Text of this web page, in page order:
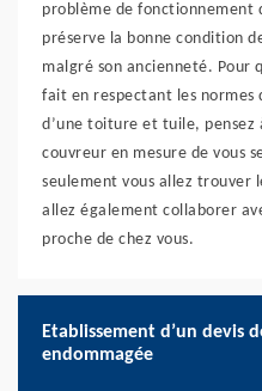
problème de fonctionnement
préserve la bonne condition
malgré son ancienneté. Pour
fait en respectant les
d’une toiture et tuile,
couvreur en mesure de vous
seulement vous allez trouver
allez également collaborer
proche de chez vous.
Etablissement d’un devis
endommagée